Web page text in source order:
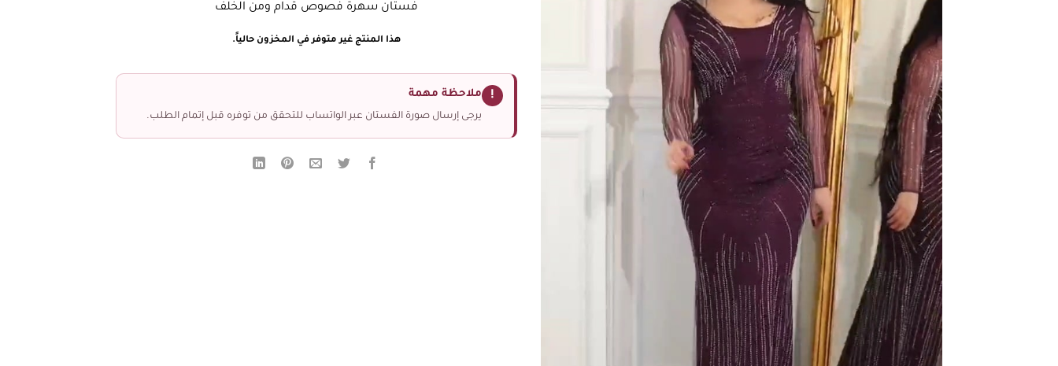
فستان سهرة فصوص قدام ومن الخلف
هذا المنتج غير متوفر في المخزون حالياً.
! ملاحظة مهمة
يرجى إرسال صورة الفستان عبر الواتساب للتحقق من توفره قبل إتمام الطلب.